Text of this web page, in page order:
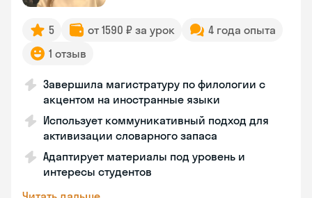
5 от 1590 ₽ за урок
4 года опыта
1 отзыв
Завершила магистратуру по филологии с
акцентом на иностранные языки
Использует коммуникативный подход для
активизации словарного запаса
Адаптирует материалы под уровень и
интересы студентов